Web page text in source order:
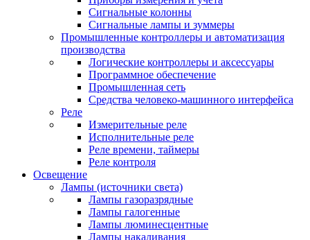
Сигнальные колонны
Сигнальные лампы и зуммеры
Промышленные контроллеры и автоматизация
производства
Логические контроллеры и аксессуары
Программное обеспечение
Промышленная сеть
Средства человеко-машинного интерфейса
Реле
Измерительные реле
Исполнительные реле
Реле времени, таймеры
Реле контроля
Освещение
Лампы (источники света)
Лампы газоразрядные
Лампы галогенные
Лампы люминесцентные
Лампы накаливания